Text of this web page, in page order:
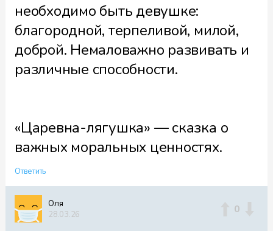
необходимо быть девушке:
благородной, терпеливой, милой,
доброй. Немаловажно развивать и
различные способности.
«Царевна-лягушка» — сказка о
важных моральных ценностях.
Ответить
Оля
28.03.26
0